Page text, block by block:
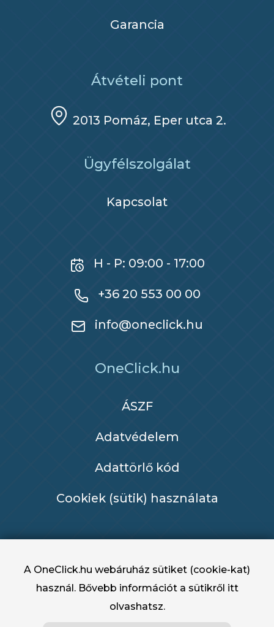
Garancia
Átvételi pont
2013 Pomáz, Eper utca 2.
Ügyfélszolgálat
Kapcsolat
H - P: 09:00 - 17:00
+36 20 553 00 00
info@oneclick.hu
OneClick.hu
ÁSZF
Adatvédelem
Adattörlő kód
Cookiek (sütik) használata
A OneClick.hu webáruház sütiket (cookie-kat)
használ. Bővebb információt a sütikről itt
olvashatsz.